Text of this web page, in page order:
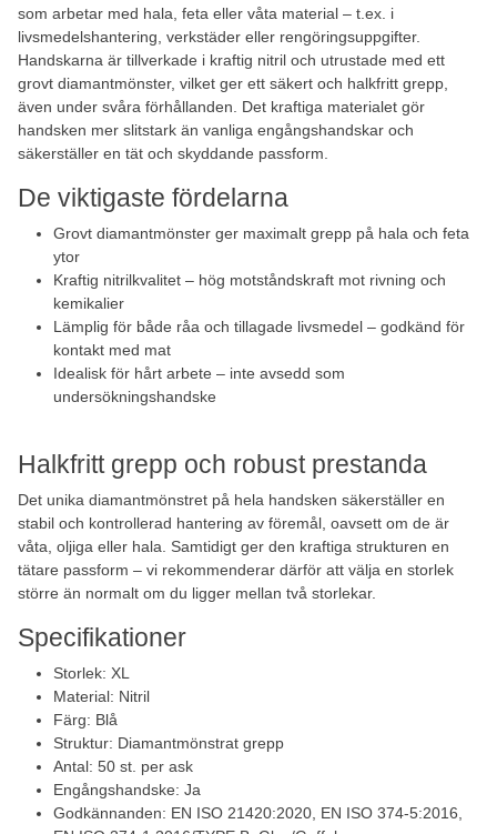
som arbetar med hala, feta eller våta material – t.ex. i
livsmedelshantering, verkstäder eller rengöringsuppgifter.
Handskarna är tillverkade i kraftig nitril och utrustade med ett
grovt diamantmönster, vilket ger ett säkert och halkfritt grepp,
även under svåra förhållanden. Det kraftiga materialet gör
handsken mer slitstark än vanliga engångshandskar och
säkerställer en tät och skyddande passform.
De viktigaste fördelarna
Grovt diamantmönster ger maximalt grepp på hala och feta
ytor
Kraftig nitrilkvalitet – hög motståndskraft mot rivning och
kemikalier
Lämplig för både råa och tillagade livsmedel – godkänd för
kontakt med mat
Idealisk för hårt arbete – inte avsedd som
undersökningshandske
Halkfritt grepp och robust prestanda
Det unika diamantmönstret på hela handsken säkerställer en
stabil och kontrollerad hantering av föremål, oavsett om de är
våta, oljiga eller hala. Samtidigt ger den kraftiga strukturen en
tätare passform – vi rekommenderar därför att välja en storlek
större än normalt om du ligger mellan två storlekar.
Specifikationer
Storlek: XL
Material: Nitril
Färg: Blå
Struktur: Diamantmönstrat grepp
Antal: 50 st. per ask
Engångshandske: Ja
Godkännanden: EN ISO 21420:2020, EN ISO 374-5:2016,